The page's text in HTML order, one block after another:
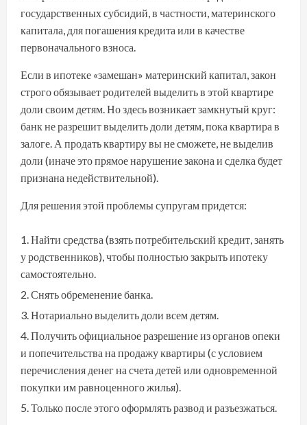
государственных субсидий, в частности, материнского
капитала, для погашения кредита или в качестве
первоначального взноса.
Если в ипотеке «замешан» материнский капитал, закон
строго обязывает родителей выделить в этой квартире
доли своим детям. Но здесь возникает замкнутый круг:
банк не разрешит выделить доли детям, пока квартира в
залоге. А продать квартиру вы не сможете, не выделив
доли (иначе это прямое нарушение закона и сделка будет
признана недействительной).
Для решения этой проблемы супругам придется:
Найти средства (взять потребительский кредит, занять
у родственников), чтобы полностью закрыть ипотеку
самостоятельно.
Снять обременение банка.
Нотариально выделить доли всем детям.
Получить официальное разрешение из органов опеки
и попечительства на продажу квартиры (с условием
перечисления денег на счета детей или одновременной
покупки им равноценного жилья).
Только после этого оформлять развод и разъезжаться.